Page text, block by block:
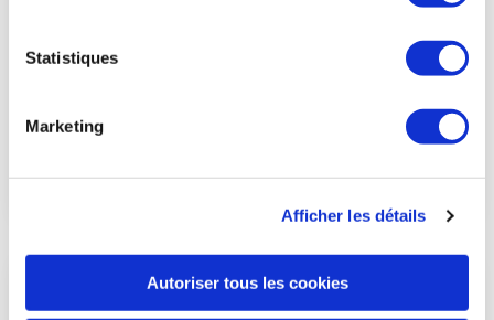
Statistiques
Marketing
Afficher les détails
Autoriser tous les cookies
que directrice économie circulaire chez Safran.
Safran Electronics & Defense, A-NSE,
9 juil. 2026